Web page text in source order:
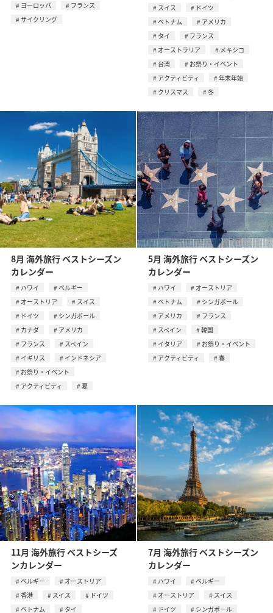
ヨーロッパ
フランス
サイクリング
スイス
ドイツ
ベトナム
アメリカ
タイ
フランス
オーストラリア
メキシコ
台湾
お祭り・イベント
アクティビティ
年末年始
クリスマス
冬
8月 海外旅行 ベストシーズン
カレンダー
ハワイ
ベルギー
オーストリア
スイス
ドイツ
シンガポール
カナダ
アメリカ
フランス
スペイン
イギリス
インドネシア
お祭り・イベント
アクティビティ
夏
5月 海外旅行 ベストシーズン
カレンダー
ハワイ
オーストリア
ベトナム
シンガポール
アメリカ
フランス
スペイン
韓国
イタリア
お祭り・イベント
アクティビティ
春
11月 海外旅行 ベストシーズ
ンカレンダー
ベルギー
オーストリア
香港
スイス
ドイツ
ベトナム
タイ
7月 海外旅行 ベストシーズン
カレンダー
ハワイ
ベルギー
オーストリア
スイス
ドイツ
シンガポール